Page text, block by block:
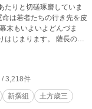
たりと切磋琢磨していま
は若者たちの行き先を皮
末もいよいよどんづま
じまります。 薩長の敵
過去の夢を見る。それ
と八犬伝の世界を大胆
！
/ 3,218件
新撰組
土方歳三